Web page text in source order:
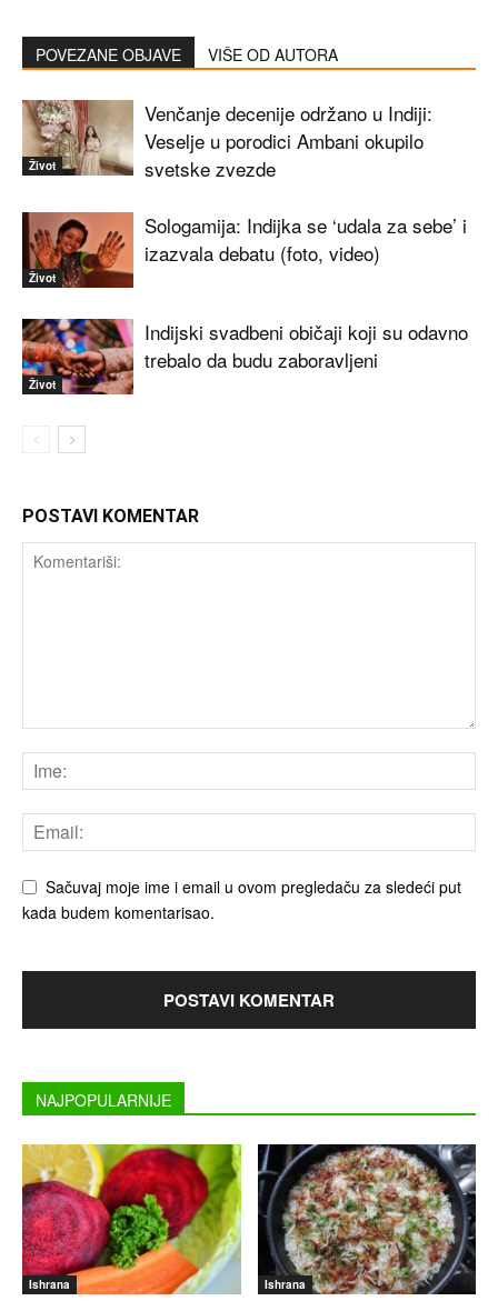
POVEZANE OBJAVE VIŠE OD AUTORA
Život
Venčanje decenije održano u Indiji:
Veselje u porodici Ambani okupilo
svetske zvezde
Život
Sologamija: Indijka se ‘udala za sebe’ i
izazvala debatu (foto, video)
Život
Indijski svadbeni običaji koji su odavno
trebalo da budu zaboravljeni
POSTAVI KOMENTAR
Sačuvaj moje ime i email u ovom pregledaču za sledeći put
kada budem komentarisao.
NAJPOPULARNIJE
Ishrana Ishrana